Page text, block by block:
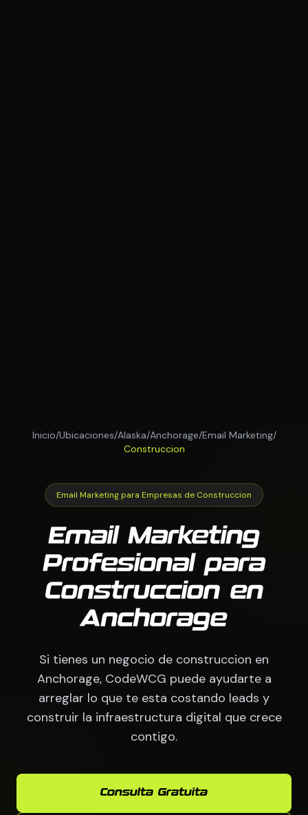
Inicio/Ubicaciones/Alaska/Anchorage/Email Marketing/
Construccion
Email Marketing para Empresas de Construccion
Email Marketing
Profesional para
Construccion en
Anchorage
Si tienes un negocio de construccion en
Anchorage, CodeWCG puede ayudarte a
arreglar lo que te esta costando leads y
construir la infraestructura digital que crece
contigo.
Consulta Gratuita